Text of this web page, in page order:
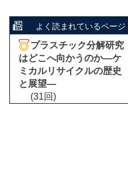
よく読まれているページ
プラスチック分解研究
はどこへ向かうのか―ケ
ミカルリサイクルの歴史
と展望―
(31回)